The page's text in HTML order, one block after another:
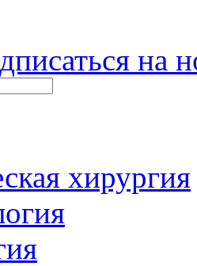
хирургия